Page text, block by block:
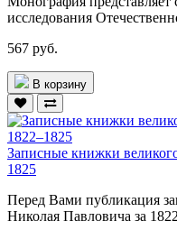
исследования
567 руб.
В корзину
Записные книжки
1825
Перед Вами публикация
Николая Павловича за